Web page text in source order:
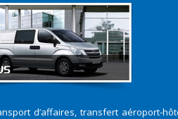
d’affaires, transfert aéroport-